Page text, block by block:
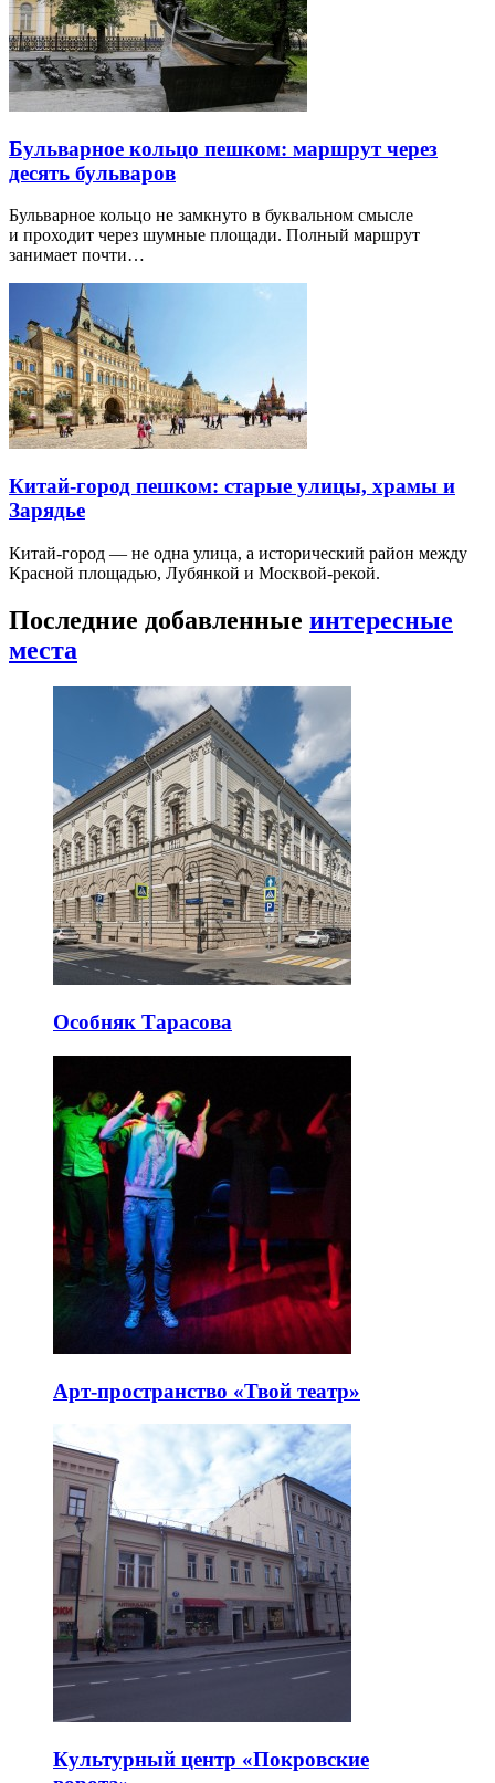
Бульварное кольцо пешком: маршрут через
десять бульваров
Бульварное кольцо не замкнуто в буквальном смысле
и проходит через шумные площади. Полный маршрут
занимает почти…
Китай-город пешком: старые улицы, храмы и
Зарядье
Китай-город — не одна улица, а исторический район между
Красной площадью, Лубянкой и Москвой-рекой.
Последние добавленные интересные
места
Особняк Тарасова
Арт-пространство «Твой театр»
Культурный центр «Покровские